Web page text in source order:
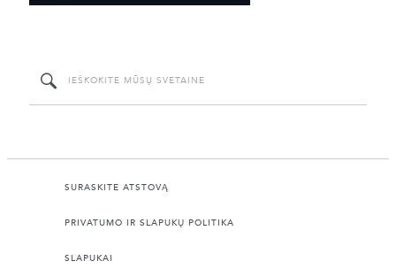
SURASKITE ATSTOVĄ
PRIVATUMO IR SLAPUKŲ POLITIKA
SLAPUKAI